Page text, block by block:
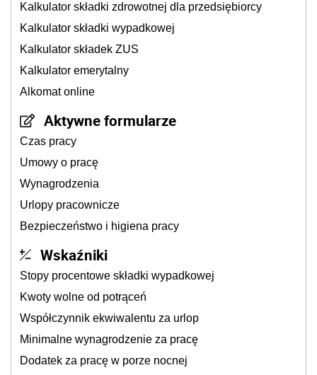
Kalkulator składki zdrowotnej dla przedsiębiorcy
Kalkulator składki wypadkowej
Kalkulator składek ZUS
Kalkulator emerytalny
Alkomat online
Aktywne formularze
Czas pracy
Umowy o pracę
Wynagrodzenia
Urlopy pracownicze
Bezpieczeństwo i higiena pracy
Wskaźniki
Stopy procentowe składki wypadkowej
Kwoty wolne od potrąceń
Współczynnik ekwiwalentu za urlop
Minimalne wynagrodzenie za pracę
Dodatek za pracę w porze nocnej